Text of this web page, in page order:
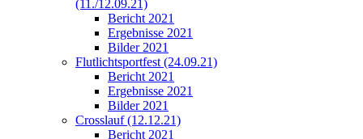
(11./12.09.21)
Bericht 2021
Ergebnisse 2021
Bilder 2021
Flutlichtsportfest (24.09.21)
Bericht 2021
Ergebnisse 2021
Bilder 2021
Crosslauf (12.12.21)
Bericht 2021